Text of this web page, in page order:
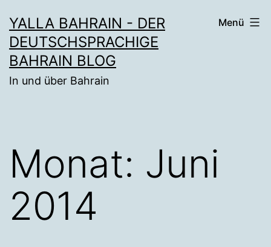
Inhalt
springen
YALLA BAHRAIN - DER
DEUTSCHSPRACHIGE
BAHRAIN BLOG
In und über Bahrain
Menü
Monat: Juni
2014